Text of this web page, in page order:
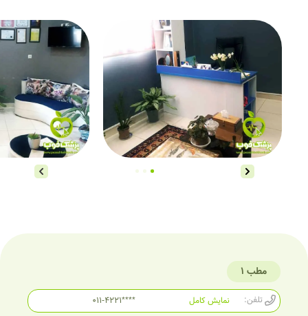
مطب 1
تلفن: 011-4221****
نمایش کامل